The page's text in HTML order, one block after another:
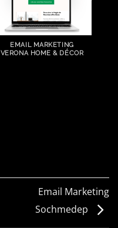
EMAIL MARKETING
VERONA HOME & DÉCOR
Email Marketing
Sochmedep